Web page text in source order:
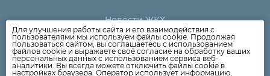
Новости ЖКХ
Новости компании
Как оплатить
Дома
Для улучшения работы сайта и его взаимодействия с
пользователями мы используем файлы cookie. Продолжая
пользоваться сайтом, вы соглашаетесь с использованием
файлов cookie и выражаете своё согласие на обработку ваших
персональных данных с использованием сервиса веб-
аналитики. Вы всегда можете отключить файлы cookie в
настройках браузера. Оператор использует информацию,